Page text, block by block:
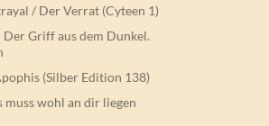
/ Der Verrat (Cyteen 1)
Griff aus dem Dunkel.
(Silber Edition 138)
muss wohl an dir liegen